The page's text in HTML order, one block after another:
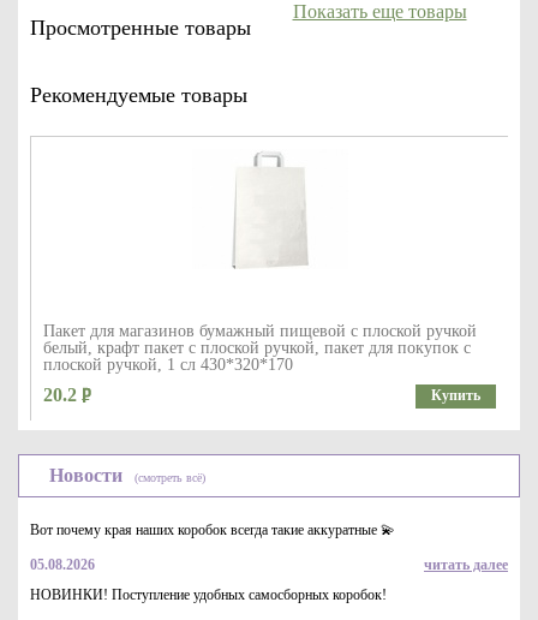
Просмотренные товары
Рекомендуемые товары
Пакет для магазинов бумажный пищевой с плоской ручкой
белый, крафт пакет с плоской ручкой, пакет для покупок с
плоской ручкой, 1 сл 430*320*170
20.2 Купить
Показать еще товары
Новости (смотреть всё)
Вот почему края наших коробок всегда такие аккуратные 💫
05.08.2026
читать далее
НОВИНКИ! Поступление удобных самосборных коробок!